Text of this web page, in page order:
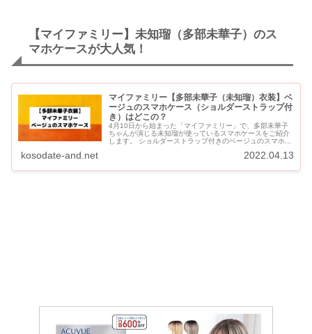
【マイファミリー】未知瑠（多部未華子）のス
マホケースが大人気！
マイファミリー【多部未華子（未知瑠）衣装】ベ
ージュのスマホケース（ショルダーストラップ付
き）はどこの？
4月10日から始まった「マイファミリー」で、多部未華子
ちゃんが演じる未知瑠が使っているスマホケースをご紹介
します。 ショルダーストラップ付きのベージュのスマホケ
kosodate-and.net 2022.04.13